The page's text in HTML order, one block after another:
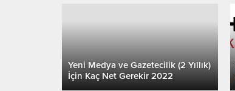
Yeni Medya ve Gazetecilik (2 Yıllık)
İçin Kaç Net Gerekir 2022